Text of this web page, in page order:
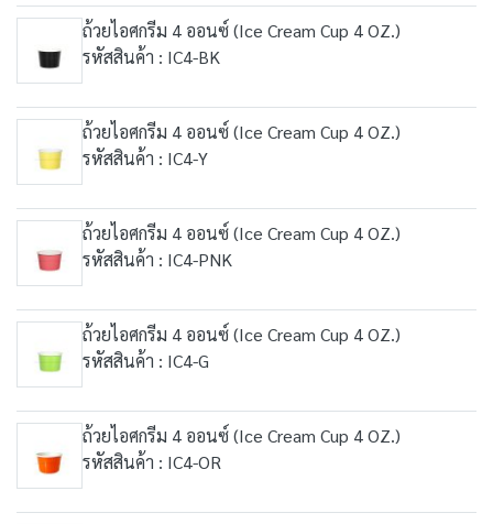
ถ้วยไอศกรีม 4 ออนซ์ (Ice Cream Cup 4 OZ.)
รหัสสินค้า : IC4-BK
ถ้วยไอศกรีม 4 ออนซ์ (Ice Cream Cup 4 OZ.)
รหัสสินค้า : IC4-Y
ถ้วยไอศกรีม 4 ออนซ์ (Ice Cream Cup 4 OZ.)
รหัสสินค้า : IC4-PNK
ถ้วยไอศกรีม 4 ออนซ์ (Ice Cream Cup 4 OZ.)
รหัสสินค้า : IC4-G
ถ้วยไอศกรีม 4 ออนซ์ (Ice Cream Cup 4 OZ.)
รหัสสินค้า : IC4-OR